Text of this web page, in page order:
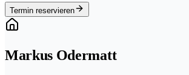
Termin reservieren
Markus Odermatt